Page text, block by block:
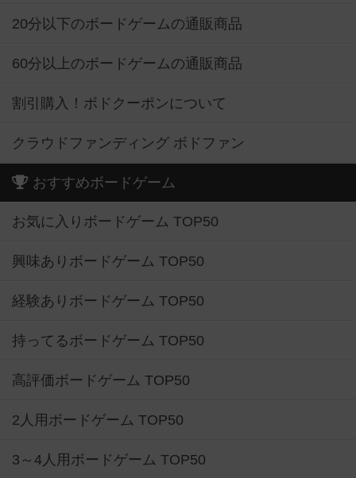
20分以下のボードゲームの通販商品
60分以上のボードゲームの通販商品
割引購入！ボドクーポンについて
クラウドファンディング ボドファン
おすすめボードゲーム
お気に入りボードゲーム TOP50
興味ありボードゲーム TOP50
経験ありボードゲーム TOP50
持ってるボードゲーム TOP50
高評価ボードゲーム TOP50
2人用ボードゲーム TOP50
3～4人用ボードゲーム TOP50